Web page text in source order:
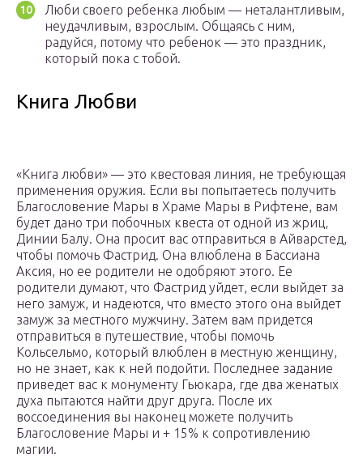
Люби своего ребенка любым — неталантливым,
неудачливым, взрослым. Общаясь с ним,
радуйся, потому что ребенок — это праздник,
который пока с тобой.
Книга Любви
«Книга любви» — это квестовая линия, не требующая
применения оружия. Если вы попытаетесь получить
Благословение Мары в Храме Мары в Рифтене, вам
будет дано три побочных квеста от одной из жриц,
Динии Балу. Она просит вас отправиться в Айварстед,
чтобы помочь Фастрид. Она влюблена в Бассиана
Аксия, но ее родители не одобряют этого. Ее
родители думают, что Фастрид уйдет, если выйдет за
него замуж, и надеются, что вместо этого она выйдет
замуж за местного мужчину. Затем вам придется
отправиться в путешествие, чтобы помочь
Кольсельмо, который влюблен в местную женщину,
но не знает, как к ней подойти. Последнее задание
приведет вас к монументу Гьюкара, где два женатых
духа пытаются найти друг друга. После их
воссоединения вы наконец можете получить
Благословение Мары и + 15% к сопротивлению
магии.